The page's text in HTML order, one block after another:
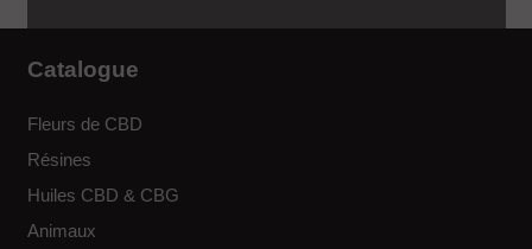
Catalogue
Fleurs de CBD
Résines
Huiles CBD & CBG
Animaux